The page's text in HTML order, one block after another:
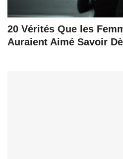
​20 Vérités Que les
Auraient Aimé Savoir